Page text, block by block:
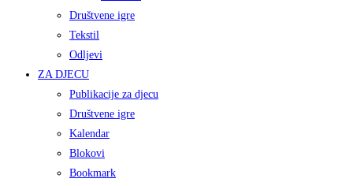
Društvene igre
Tekstil
Odljevi
ZA DJECU
Publikacije za djecu
Društvene igre
Kalendar
Blokovi
Bookmark